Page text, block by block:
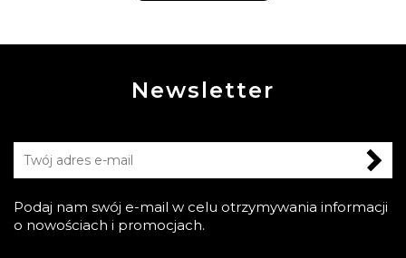
Newsletter
Podaj nam swój e-mail w celu otrzymywania informacji
o nowościach i promocjach.